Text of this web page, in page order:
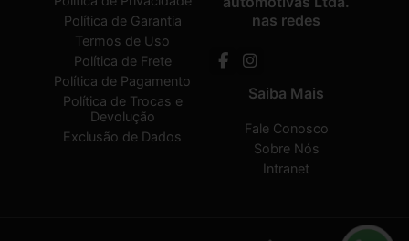
Política de Garantia
Termos de Uso
Política de Frete
Política de Pagamento
Política de Trocas e
Devolução
Exclusão de Dados
nas redes
Saiba Mais
Fale Conosco
Sobre Nós
Intranet